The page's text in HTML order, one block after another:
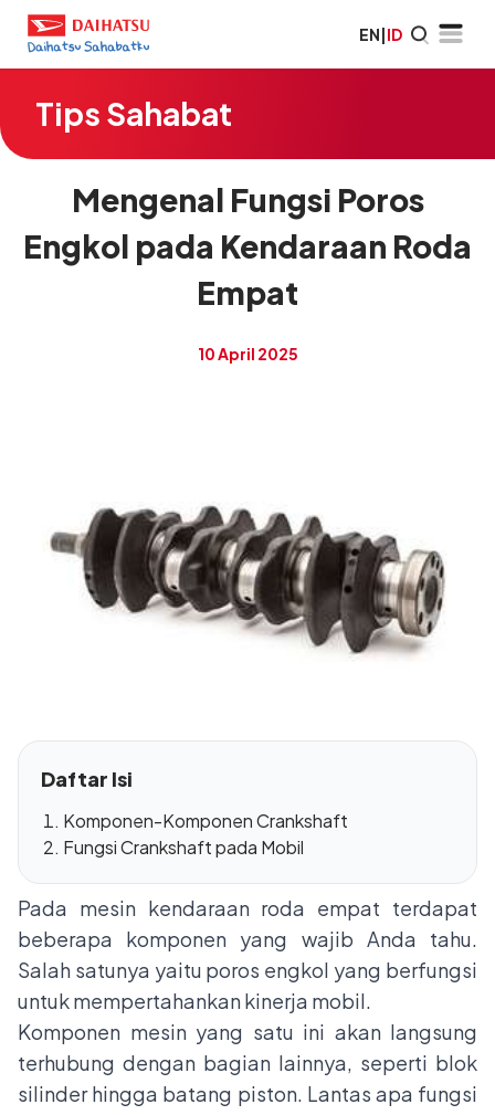
EN|ID
Tips Sahabat
Mengenal Fungsi Poros
Engkol pada Kendaraan Roda
Empat
10 April 2025
Daftar Isi
Komponen-Komponen Crankshaft
Fungsi Crankshaft pada Mobil
Pada mesin kendaraan roda empat terdapat
beberapa komponen yang wajib Anda tahu.
Salah satunya yaitu poros engkol yang berfungsi
untuk mempertahankan kinerja mobil.
Komponen mesin yang satu ini akan langsung
terhubung dengan bagian lainnya, seperti blok
silinderhingga batang piston. Lantas apa fungsi